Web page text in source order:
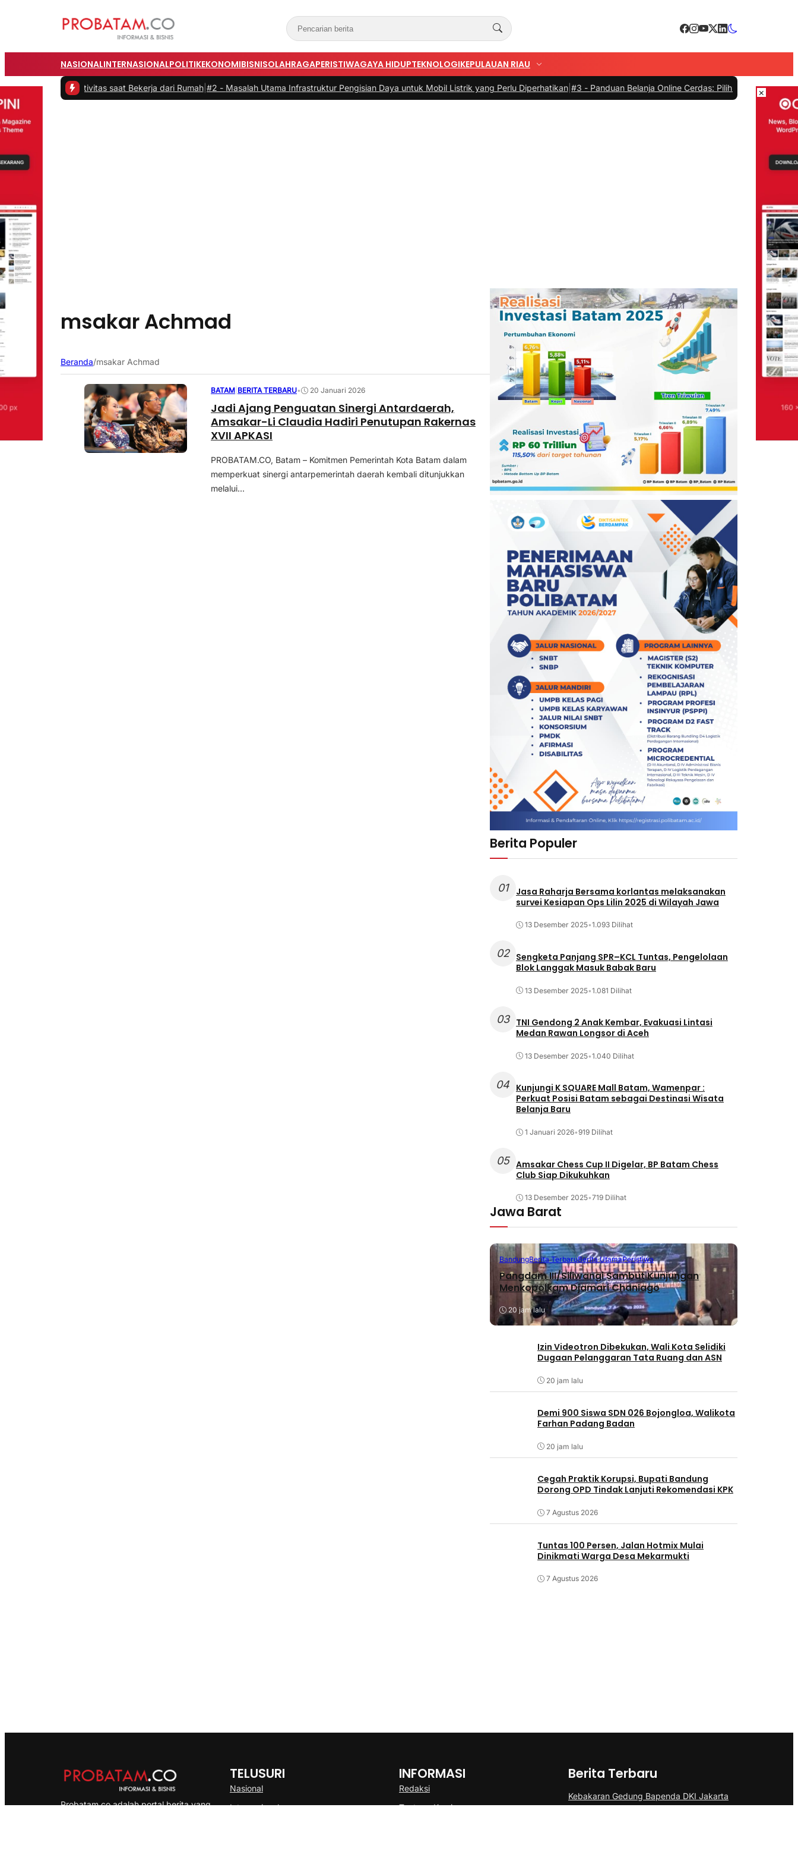
NASIONALINTERNASIONALPOLITIKEKONOMIBISNISOLAHRAGAPERISTIWAGAYA HIDUPTEKNOLOGIKEPULAUAN RIAU
Produktivitas saat Bekerja dari Rumah|#2 -Masalah Utama Infrastruktur Pengisian Daya untuk Mobil Listrik yang Perlu Diperhatikan|#3 -Panduan Belanja Online Cerdas: Pilih Produk dengan Bijak dan
msakar Achmad
Beranda/msakar Achmad
BATAM BERITA TERBARU• 20 Januari 2026
Jadi Ajang Penguatan Sinergi Antardaerah,
Amsakar-Li Claudia Hadiri Penutupan Rakernas
XVII APKASI
PROBATAM.CO, Batam – Komitmen Pemerintah Kota Batam dalam
memperkuat sinergi antarpemerintah daerah kembali ditunjukkan
melalui...
Berita Populer
01
Jasa Raharja Bersama korlantas melaksanakan
survei Kesiapan Ops Lilin 2025 di Wilayah Jawa
13 Desember 2025•1.093 Dilihat
02
Sengketa Panjang SPR–KCL Tuntas, Pengelolaan
Blok Langgak Masuk Babak Baru
13 Desember 2025•1.081 Dilihat
03
TNI Gendong 2 Anak Kembar, Evakuasi Lintasi
Medan Rawan Longsor di Aceh
13 Desember 2025•1.040 Dilihat
04 Kunjungi K SQUARE Mall Batam, Wamenpar :
Perkuat Posisi Batam sebagai Destinasi Wisata
Belanja Baru
1 Januari 2026•919 Dilihat
05 Amsakar Chess Cup II Digelar, BP Batam Chess
Club Siap Dikukuhkan
13 Desember 2025•719 Dilihat
Jawa Barat
BandungBerita TerbaruBerita UtamaPeristiwa
Pangdam III/Siliwangi Sambut Kunjungan
Menkopolkam Djamari Chaniago
20 jam lalu
Izin Videotron Dibekukan, Wali Kota Selidiki
Dugaan Pelanggaran Tata Ruang dan ASN
20 jam lalu
Demi 900 Siswa SDN 026 Bojongloa, Walikota
Farhan Padang Badan
20 jam lalu
Cegah Praktik Korupsi, Bupati Bandung
Dorong OPD Tindak Lanjuti Rekomendasi KPK
7 Agustus 2026
Tuntas 100 Persen, Jalan Hotmix Mulai
Dinikmati Warga Desa Mekarmukti
7 Agustus 2026
Probatam.co adalah portal berita yang
TELUSURI
Nasional
Internasional
INFORMASI
Redaksi
Tentang Kami
Berita Terbaru
Kebakaran Gedung Bapenda DKI Jakarta
di Gambir Berhasil Dipadamkan
×